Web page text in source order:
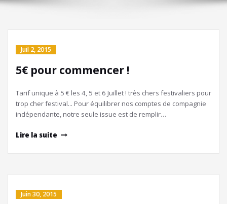
Juil 2, 2015
5€ pour commencer !
Tarif unique à 5 € les 4, 5 et 6 Juillet ! très chers festivaliers pour
trop cher festival... Pour équilibrer nos comptes de compagnie
indépendante, notre seule issue est de remplir…
Lire la suite
Juin 30, 2015